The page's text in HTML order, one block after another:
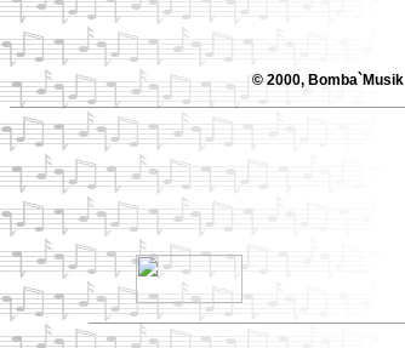
© 2000, Bomba`Musik